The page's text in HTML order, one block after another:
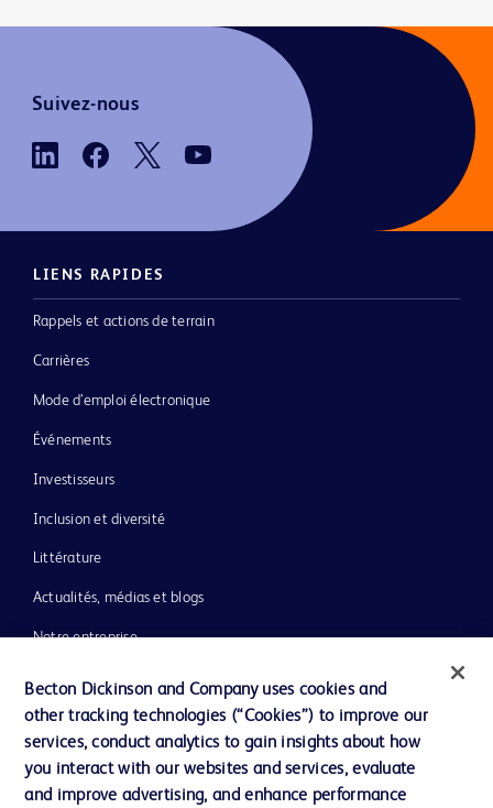
Suivez-nous
LIENS RAPIDES
Rappels et actions de terrain
Carrières
Mode d’emploi électronique
Événements
Investisseurs
Inclusion et diversité
Littérature
Actualités, médias et blogs
Notre entreprise
Assistance
Becton Dickinson and Company uses cookies and
other tracking technologies (“Cookies”) to improve our
services, conduct analytics to gain insights about how
you interact with our websites and services, evaluate
and improve advertising, and enhance performance